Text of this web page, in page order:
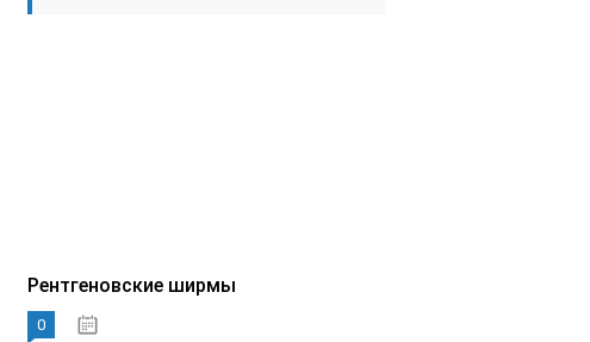
Рентгеновские ширмы
0